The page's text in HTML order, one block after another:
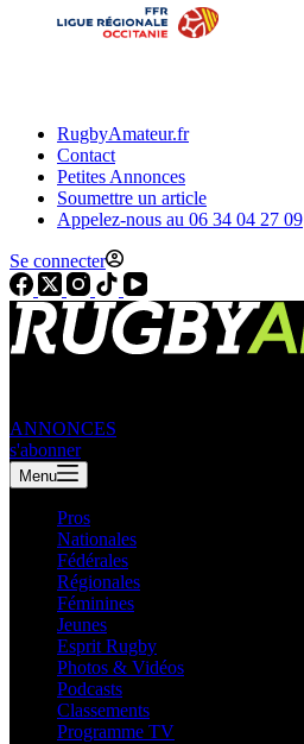
RugbyAmateur.fr
Contact
Petites Annonces
Soumettre un article
Appelez-nous au 06 34 04 27 09
Se connecter
ANNONCES
s'abonner
Menu
Pros
Nationales
Fédérales
Régionales
Féminines
Jeunes
Esprit Rugby
Photos & Vidéos
Podcasts
Classements
Programme TV